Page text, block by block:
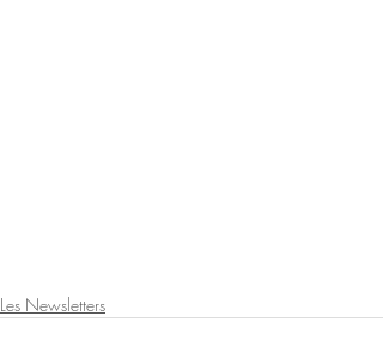
Les Newsletters